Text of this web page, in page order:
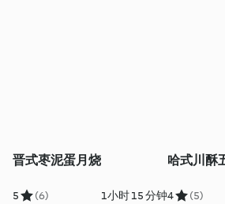
晋式枣泥蛋月烧
5 (6) 1小时 15 分钟
哈式川酥
4 (5)